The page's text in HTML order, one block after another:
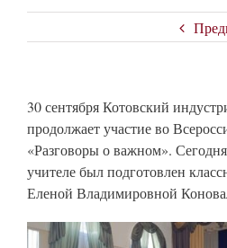
30 сентября Котовский
продолжает участие во
«Разговоры о важном».
учителе был подготовлен
Еленой Владимировной